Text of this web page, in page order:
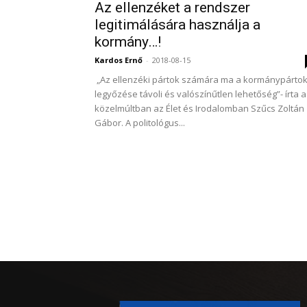
Az ellenzéket a rendszer
legitimálására használja a
kormány…!
Kardos Ernő - 2018-08-15
„Az ellenzéki pártok számára ma a kormánypártok
legyőzése távoli és valószínűtlen lehetőség”- írta a
közelmúltban az Élet és Irodalomban Szűcs Zoltán
Gábor. A politológus...